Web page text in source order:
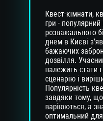
Квест-кімнати,
гри -
розважального
днем ​​в Києві
бажаючих
дозвілля.
належить стати
сценарію і
Популярність
завдяки тому, що
варіюються, а
оптимальний